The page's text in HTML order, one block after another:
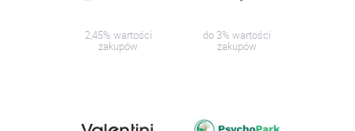
2,45% wartości
zakupów
do 3% wartości
zakupów